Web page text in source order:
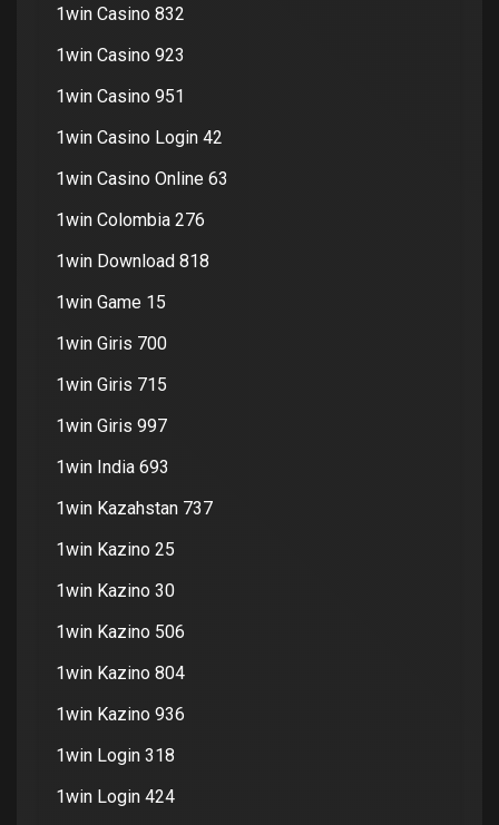
1win Casino 832
1win Casino 923
1win Casino 951
1win Casino Login 42
1win Casino Online 63
1win Colombia 276
1win Download 818
1win Game 15
1win Giris 700
1win Giris 715
1win Giris 997
1win India 693
1win Kazahstan 737
1win Kazino 25
1win Kazino 30
1win Kazino 506
1win Kazino 804
1win Kazino 936
1win Login 318
1win Login 424